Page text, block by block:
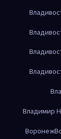
Владимир
Воронеж